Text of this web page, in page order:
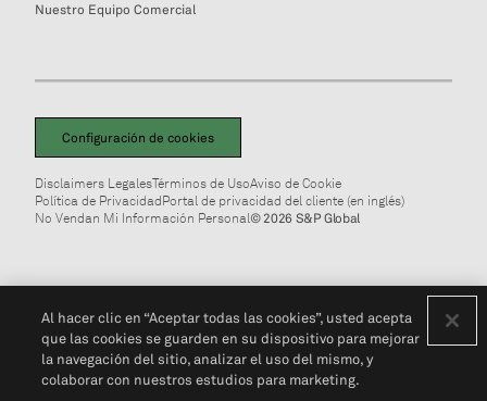
Nuestro Equipo Comercial
Configuración de cookies
Disclaimers LegalesTérminos de UsoAviso de Cookie
Política de PrivacidadPortal de privacidad del cliente (en inglés)
No Vendan Mi Información Personal© 2026 S&P Global
Al hacer clic en “Aceptar todas las cookies”, usted acepta
que las cookies se guarden en su dispositivo para mejorar
la navegación del sitio, analizar el uso del mismo, y
colaborar con nuestros estudios para marketing.